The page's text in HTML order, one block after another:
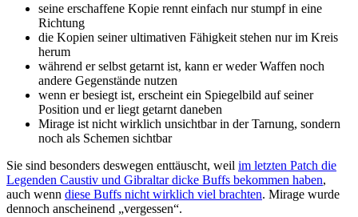
seine erschaffene Kopie rennt einfach nur stumpf in eine
Richtung
die Kopien seiner ultimativen Fähigkeit stehen nur im Kreis
herum
während er selbst getarnt ist, kann er weder Waffen noch
andere Gegenstände nutzen
wenn er besiegt ist, erscheint ein Spiegelbild auf seiner
Position und er liegt getarnt daneben
Mirage ist nicht wirklich unsichtbar in der Tarnung, sondern
noch als Schemen sichtbar
Sie sind besonders deswegen enttäuscht, weil im letzten Patch die
Legenden Caustiv und Gibraltar dicke Buffs bekommen haben,
auch wenn diese Buffs nicht wirklich viel brachten. Mirage wurde
dennoch anscheinend „vergessen“.